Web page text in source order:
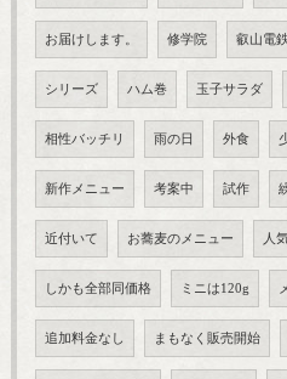
お届けします。 修学院 叡山電
シリーズ ハム巻 玉子サラダ
相性バッチリ 雨の日 外食
新作メニュー 考案中 試作
近付いて お蕎麦のメニュー 人
しかも全部同価格 ミニは120g
追加料金なし まもなく販売開始